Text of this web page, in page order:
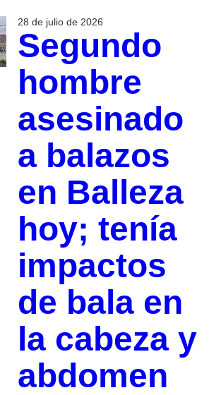
28 de julio de 2026
Segundo
hombre
asesinado
a balazos
en Balleza
hoy; tenía
impactos
de bala en
la cabeza y
abdomen